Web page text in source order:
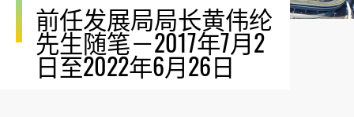
前任发展局局长黄伟纶
先生随笔－2017年7月2
日至2022年6月26日